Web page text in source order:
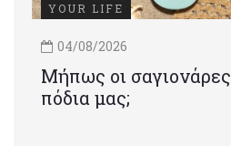
YOUR LIFE
04/08/2026
Μήπως οι
πόδια μας;